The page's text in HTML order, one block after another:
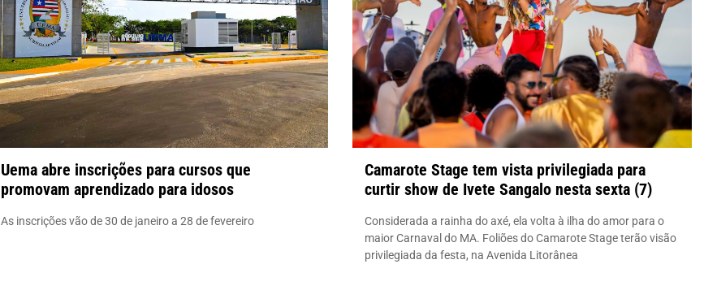
Uema abre inscrições para cursos que
promovam aprendizado para idosos
As inscrições vão de 30 de janeiro a 28 de fevereiro
Camarote Stage tem vista privilegiada para
curtir show de Ivete Sangalo nesta sexta (7)
Considerada a rainha do axé, ela volta à ilha do amor para o
maior Carnaval do MA. Foliões do Camarote Stage terão visão
privilegiada da festa, na Avenida Litorânea